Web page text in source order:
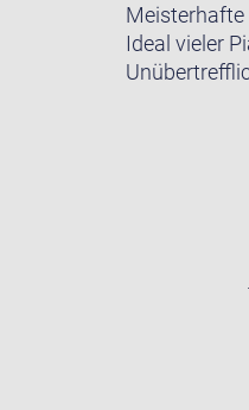
Meisterhafte
Ideal vieler